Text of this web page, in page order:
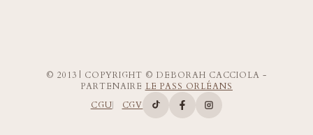
© 2013 | COPYRIGHT © DEBORAH CACCIOLA -
PARTENAIRE LE PASS ORLÉANS
CGU
CGV Compte TikTok de Deborah
Page Facebook de
Compte Instagram